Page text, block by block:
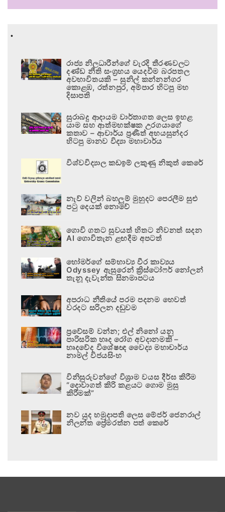
.
රාජ්‍ය නිලධාරීන්ගේ වැරදි තීරණවලට
දණ්ඩ නීති සංග්‍රහය යෙදවීම බරපතල
අවභාවිතයකි – සුනිල් කන්නන්ගර
කොළඹ, රත්නපුර, අම්පාර හිටපු මහ
දිසාපති
සුරාබදු ආදායම වාර්තාගත ලෙස ඉහළ
යාම සහ ආත්මභක්ෂක උරගයාගේ
කතාව – ආචාර්ය ප්‍රණීත් අභයසුන්දර
හිටපු මානව විද්‍යා මහාචාර්ය
විශ්වවිද්‍යාල කඩඉම් ලකුණු නිකුත් කෙරේ
නැව් වලින් බහලුම් මුහුදට පෙරලීම සුළු
පටු දෙයක් නොවේ
ගොවි ගතට සුවයත් හිතට නිවනත් සදන
AI ගොවිතැන ළඟදීම අපටත්
හෝමර්ගේ සම්භාව්‍ය වීර කාව්‍යය
Odyssey ඇසුරෙන් ක්‍රිස්ටෝෆර් නෝලන්
තැනූ දැවැන්ත සිනමාපටය
අපරාධ නීතියේ පරම පදනම හෙවත්
වරදට සරිලන දඬුවම
ප්‍රවේසම් වන්න; එල් නිනෝ යනු
පාරිසරික හෘද රෝග අවදානමකි –
හෘදවේද විශේෂඥ වෛද්‍ය මහාචාර්ය
නාමල් විජයසිංහ
විනිසුරුවන්ගේ විශ්‍රාම වයස දීර්ඝ කිරීම
“දොවාගත් කිරි කළයට ගොම මුසු
කිරීමක්”
නව යුද හමුදාපති ලෙස මේජර් ජෙනරාල්
නිලන්ත ප්‍රේමරත්න පත් කෙරේ